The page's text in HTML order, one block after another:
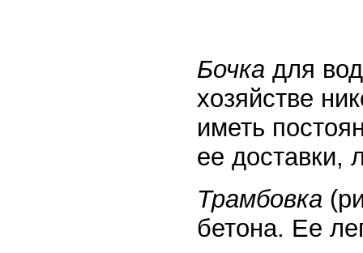
Бочка для
хозяйстве
иметь
ее доставки,
Трамбовка
бетона. Ее